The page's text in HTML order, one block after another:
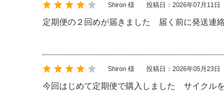
Shiron 様 投稿日：2026年07月11日
定期便の２回めが届きました 届く前に発送連
Shiron 様 投稿日：2026年05月23日
今回はじめて定期便で購入しました サイクル